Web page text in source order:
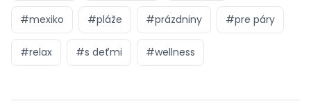
#mexiko #pláže #prázdniny #pre páry
#relax #s deťmi #wellness